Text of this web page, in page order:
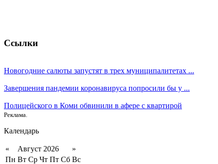
Ссылки
Новогодние салюты запустят в трех муниципалитетах ...
Завершения пандемии коронавируса попросили бы у ...
Полицейского в Коми обвинили в афере с квартирой
Реклама.
Календарь
« Август 2026
»
Пн Вт Ср Чт Пт Сб Вс